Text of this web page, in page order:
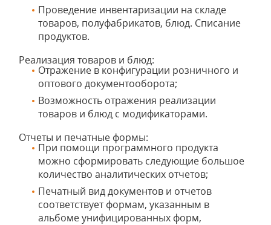
Проведение инвентаризации на складе
товаров, полуфабрикатов, блюд. Списание
продуктов.
Реализация товаров и блюд:
Отражение в конфигурации розничного и
оптового документооборота;
Возможность отражения реализации
товаров и блюд с модификаторами.
Отчеты и печатные формы:
При помощи программного продукта
можно сформировать следующие большое
количество аналитических отчетов;
Печатный вид документов и отчетов
соответствует формам, указанным в
альбоме унифицированных форм,